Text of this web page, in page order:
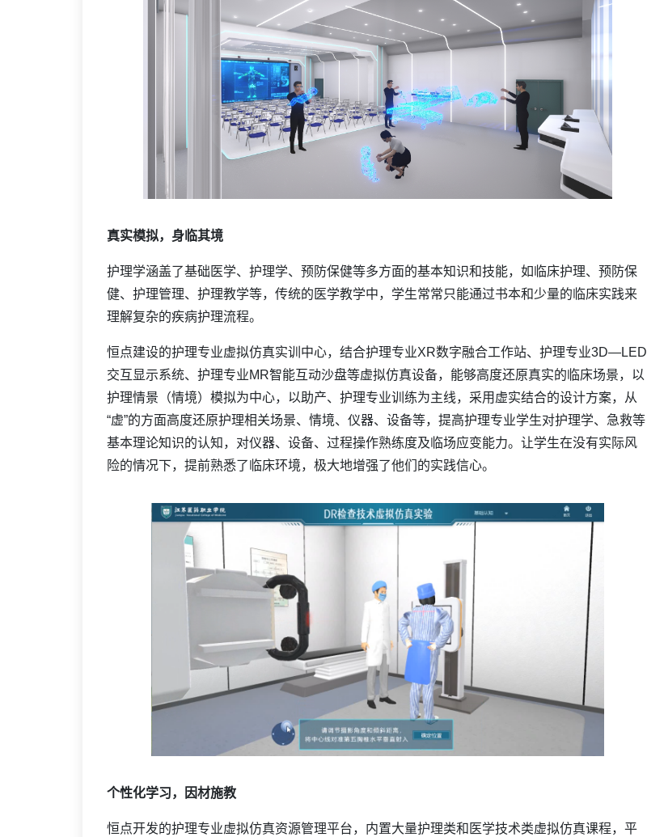
真实模拟，身临其境
护理学涵盖了基础医学、护理学、预防保健等多方面的基本知识和技能，如临床护理、预防保
健、护理管理、护理教学等，传统的医学教学中，学生常常只能通过书本和少量的临床实践来
理解复杂的疾病护理流程。
恒点建设的护理专业虚拟仿真实训中心，结合护理专业XR数字融合工作站、护理专业3D—LED
交互显示系统、护理专业MR智能互动沙盘等虚拟仿真设备，能够高度还原真实的临床场景，以
护理情景（情境）模拟为中心，以助产、护理专业训练为主线，采用虚实结合的设计方案，从
“虚”的方面高度还原护理相关场景、情境、仪器、设备等，提高护理专业学生对护理学、急救等
基本理论知识的认知，对仪器、设备、过程操作熟练度及临场应变能力。让学生在没有实际风
险的情况下，提前熟悉了临床环境，极大地增强了他们的实践信心。
个性化学习，因材施教
恒点开发的护理专业虚拟仿真资源管理平台，内置大量护理类和医学技术类虚拟仿真课程，平